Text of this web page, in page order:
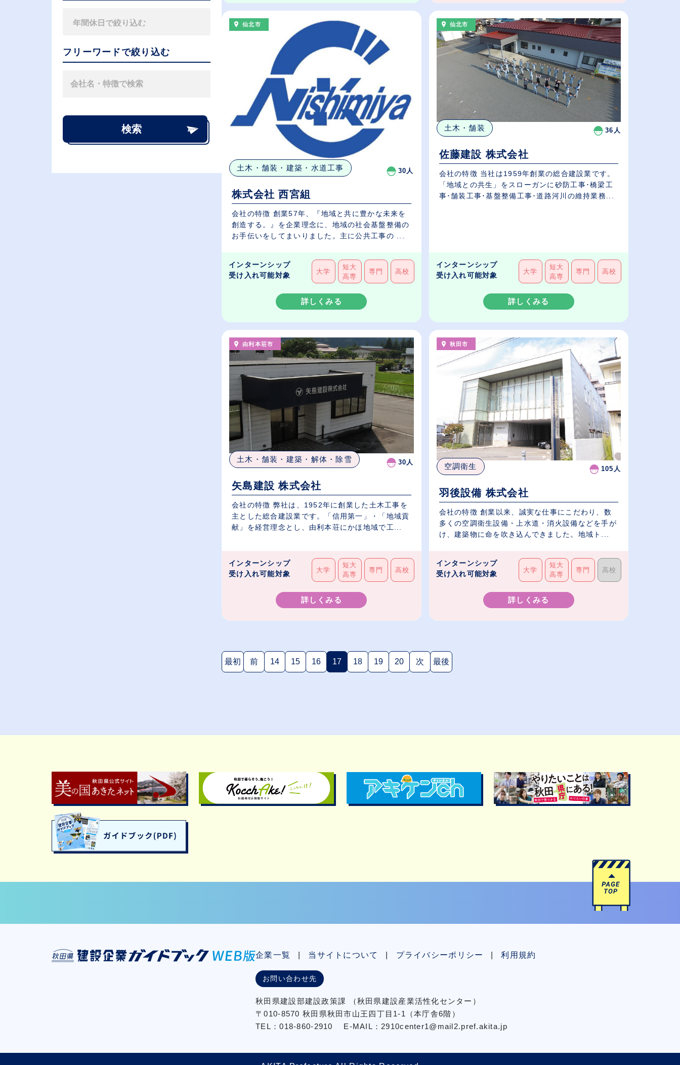
フリーワードで絞り込む
検索
仙北市
土木・舗装・建築・水道工事 30人
株式会社 西宮組
会社の特徴 創業57年、『地域と共に豊かな未来を
創造する。』を企業理念に、地域の社会基盤整備の
お手伝いをしてまいりました。主に公共工事の ...
インターンシップ
受け入れ可能対象
大学
短大
高専
専門 高校
詳しくみる
仙北市
土木・舗装 36人
佐藤建設 株式会社
会社の特徴 当社は1959年創業の総合建設業です。
「地域との共生」をスローガンに砂防工事･橋梁工
事･舗装工事･基盤整備工事･道路河川の維持業務...
インターンシップ
受け入れ可能対象
大学
短大
高専
専門 高校
詳しくみる
由利本荘市
土木・舗装・建築・解体・除雪 30人
矢島建設 株式会社
会社の特徴 弊社は、1952年に創業した土木工事を
主とした総合建設業です。「信用第一」・「地域貢
献」を経営理念とし、由利本荘にかほ地域で工...
インターンシップ
受け入れ可能対象
大学
短大
高専
専門 高校
詳しくみる
秋田市
空調衛生 105人
羽後設備 株式会社
会社の特徴 創業以来、誠実な仕事にこだわり、数
多くの空調衛生設備・上水道・消火設備などを手が
け、建築物に命を吹き込んできました。地域ト...
インターンシップ
受け入れ可能対象
大学
短大
高専
専門 高校
詳しくみる
最初 前 14 15 16 17(現在のページ)
18 19 20 次 最後
企業一覧 当サイトについて プライバシーポリシー 利用規約
お問い合わせ先
秋⽥県建設部建設政策課
（秋⽥県建設産業活性化センター）
〒010-8570 秋田県秋田市⼭王四丁⽬1-1（本庁舎6階）
TEL：018-860-2910 E-MAIL：2910center1@mail2.pref.akita.jp